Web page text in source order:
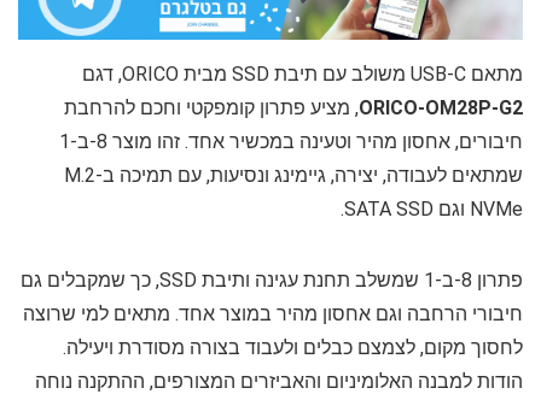
מתאם USB-C משולב עם תיבת SSD מבית ORICO, דגם
ORICO-OM28P-G2, מציע פתרון קומפקטי וחכם להרחבת
חיבורים, אחסון מהיר וטעינה במכשיר אחד. זהו מוצר 8-ב-1
שמתאים לעבודה, יצירה, גיימינג ונסיעות, עם תמיכה ב-M.2
NVMe וגם SATA SSD.
פתרון 8-ב-1 שמשלב תחנת עגינה ותיבת SSD, כך שמקבלים גם
חיבורי הרחבה וגם אחסון מהיר במוצר אחד. מתאים למי שרוצה
לחסוך מקום, לצמצם כבלים ולעבוד בצורה מסודרת ויעילה.
הודות למבנה האלומיניום והאביזרים המצורפים, ההתקנה נוחה